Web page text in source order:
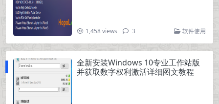
1,458 views 3 软件使用
全新安装Windows 10专业工作站版
并获取数字权利激活详细图文教程